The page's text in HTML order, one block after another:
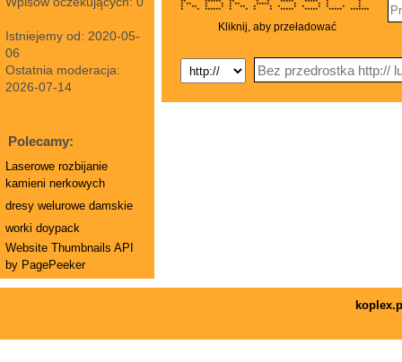
Istniejemy od: 2020-05-
06
Ostatnia moderacja:
2026-07-14
Polecamy:
Laserowe rozbijanie
kamieni nerkowych
dresy welurowe damskie
worki doypack
Website Thumbnails API
by PagePeeker
** ****** ** * * ***** ***** * *
* ** * * * ** ***** * * * *
* ** * * * ** * * * * * * * * *
* * ****** * * * * ***** ***** ***** *******
Kliknij, aby przeładować